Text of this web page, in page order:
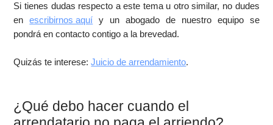
Si tienes dudas respecto a este tema u otro similar, no dudes
enescribirnos aquí y un abogado de nuestro equipo se
pondrá en contacto contigo a la brevedad.
Quizás te interese:Juicio de arrendamiento.
¿Qué debo hacer cuando el